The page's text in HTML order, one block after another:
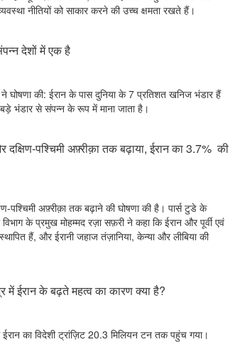
नीतियों को साकार करने की उच्च क्षमता रखते हैं।
देशों में एक है
की: ईरान के पास दुनिया के 7 प्रतिशत खनिज भंडार हैं
भंडार से संपन्न के रूप में माना जाता है।
दक्षिण-पश्चिमी अफ़्रीक़ा तक बढ़ाया, ईरान का 3.7% की
पश्चिमी अफ़्रीक़ा तक बढ़ाने की घोषणा की है। पार्स टुडे के
के प्रमुख मोहम्मद रज़ा सफ़री ने कहा कि ईरान और पूर्वी एवं
हैं, और ईरानी जहाज तंज़ानिया, केन्या और लीबिया की
में ईरान के बढ़ते महत्व का कारण क्या है?
का विदेशी ट्रांज़िट 20.3 मिलियन टन तक पहुंच गया।